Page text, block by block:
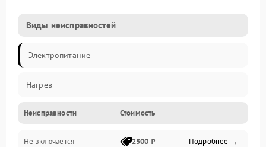
Виды неисправностей
Электропитание
Нагрев
Неисправности Стоимость
Не включается 2500 ₽ Подробнее →